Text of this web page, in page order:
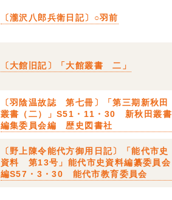
〔瀧沢八郎兵衛日記〕○羽前
〔大館旧記〕「大館叢書 二」
〔羽陰温故誌 第七冊〕「第三期新秋田
叢書（二）」S51・11・30 新秋田叢書
編集委員会編 歴史図書社
〔野上陳令能代方御用日記〕「能代市史
資料 第13号」能代市史資料編纂委員会
編S57・3・30 能代市教育委員会